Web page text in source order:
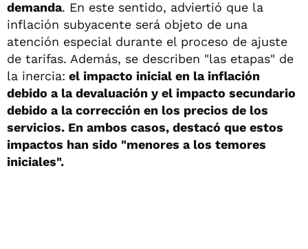
demanda. En este sentido, adviertió que la
inflación subyacente será objeto de una
atención especial durante el proceso de ajuste
de tarifas. Además, se describen "las etapas" de
la inercia: el impacto inicial en la inflación
debido a la devaluación y el impacto secundario
debido a la corrección en los precios de los
servicios. En ambos casos, destacó que estos
impactos han sido "menores a los temores
iniciales".